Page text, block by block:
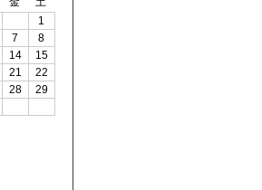
1
7
8
14
15
21
22
28
29